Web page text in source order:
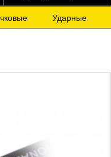
Ударные